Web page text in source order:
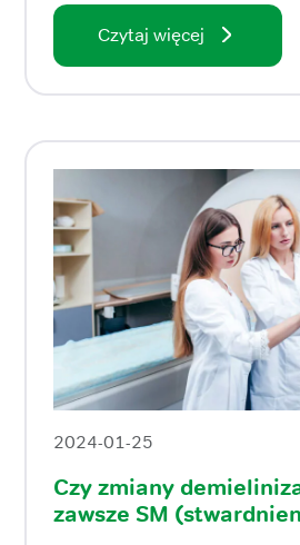
Czytaj więcej
2024-01-25
Czy zmiany
zawsze SM